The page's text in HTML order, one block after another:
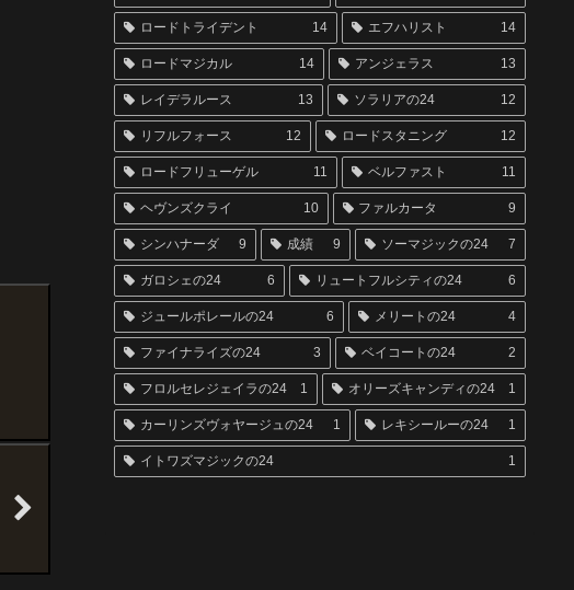
ロードトライデント 14 エフハリスト 14
ロードマジカル 14 アンジェラス 13
レイデラルース 13 ソラリアの24 12
リフルフォース 12 ロードスタニング 12
ロードフリューゲル 11 ベルファスト 11
ヘヴンズクライ 10 ファルカータ 9
シンハナーダ 9 成績 9 ソーマジックの24 7
ガロシェの24 6 リュートフルシティの24 6
ジュールポレールの24 6 メリートの24 4
ファイナライズの24 3 ベイコートの24 2
フロルセレジェイラの24 1 オリーズキャンディの24 1
カーリンズヴォヤージュの24 1 レキシールーの24 1
イトワズマジックの24 1